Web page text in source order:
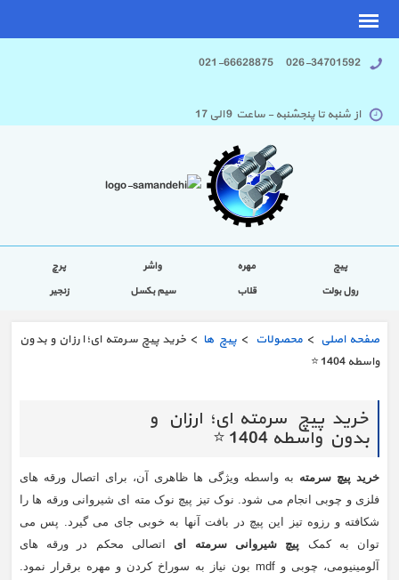
026-34701592 021-66628875
از شنبه تا پنجشنبه - ساعت 9 الی 17
پیچ مهره واشر
پرچ
رول بولت
قلاب سیم بکسل زنجیر
صفحه اصلی >محصولات > پیچ ها > خرید پیچ سرمته ای؛ ارزان و بدون
واسطه 1404 ⭐️
خرید پیچ سرمته ای؛ ارزان و
بدون واسطه 1404 ⭐️
خرید پیچ سرمته به واسطه ویژگی ها ظاهری آن، برای اتصال ورقه های
فلزی و چوبی انجام می شود. نوک تیز پیچ نوک مته ای شیروانی ورقه ها را
شکافته و رزوه تیز این پیچ در بافت آنها به خوبی جای می گیرد. پس می
توان به کمک پیچ شیروانی سرمته ای اتصالی محکم در ورقه های
آلومینیومی، چوبی و mdfبون نیاز به سوراخ کردن و مهره برقرار نمود.